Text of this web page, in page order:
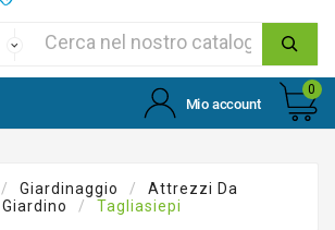
Mio account
0
Giardinaggio
Attrezzi Da
Giardino
Tagliasiepi